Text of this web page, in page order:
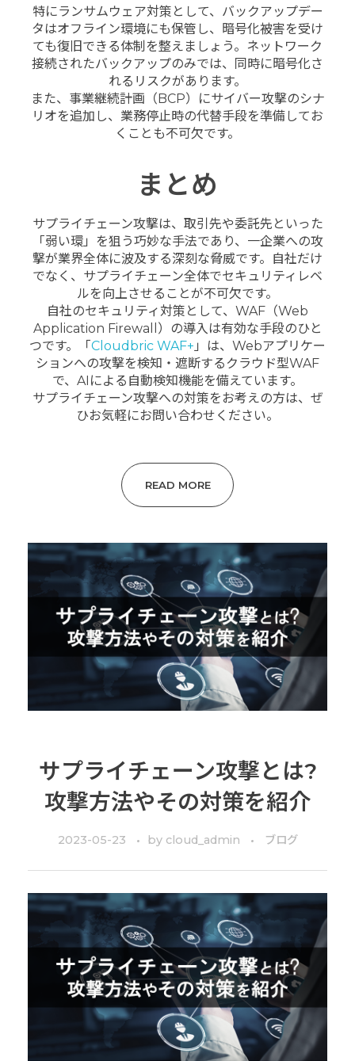
特にランサムウェア対策として、バックアップデー
タはオフライン環境にも保管し、暗号化被害を受け
ても復旧できる体制を整えましょう。ネットワーク
接続されたバックアップのみでは、同時に暗号化さ
れるリスクがあります。
また、事業継続計画（BCP）にサイバー攻撃のシナ
リオを追加し、業務停止時の代替手段を準備してお
くことも不可欠です。
まとめ
サプライチェーン攻撃は、取引先や委託先といった
「弱い環」を狙う巧妙な手法であり、一企業への攻
撃が業界全体に波及する深刻な脅威です。自社だけ
でなく、サプライチェーン全体でセキュリティレベ
ルを向上させることが不可欠です。
自社のセキュリティ対策として、WAF（Web
Application Firewall）の導入は有効な手段のひと
つです。「 Cloudbric WAF+ 」は、Webアプリケー
ションへの攻撃を検知・遮断するクラウド型WAF
で、AIによる自動検知機能を備えています。
サプライチェーン攻撃への対策をお考えの方は、ぜ
ひお気軽にお問い合わせください。
READ MORE
サプライチェーン攻撃とは?
攻撃方法やその対策を紹介
2023-05-23 by cloud_admin ブログ